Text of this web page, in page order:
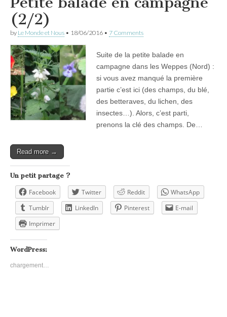
(2/2)
by Le Monde et Nous • 18/06/2016 • 7 Comments
Suite de la petite balade en
campagne dans les Weppes (Nord) :
si vous avez manqué la première
partie c’est ici (des champs, du blé,
des betteraves, du lichen, des
insectes…). Alors, c’est parti,
prenons la clé des champs. De…
Read more →
Un petit partage ?
Facebook Twitter Reddit
WhatsApp
Tumblr
LinkedIn Pinterest
E-mail
Imprimer
WordPress:
chargement…